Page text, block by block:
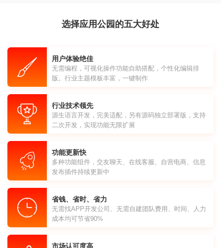
选择应用公园的五大好处
用户体验绝佳
无需编程，可视化操作功能自助搭配，个性化编辑排
版。行业主题模板丰富，一键制作
行业技术领先
源生语言开发，完美适配，另有源码独立部署版，支持
二次开发，实现功能无限扩展
功能更新快
多种功能组件，交友聊天、在线客服、自营电商、信息
发布插件持续更新中
省钱、省时、省力
无需找APP开发公司、无需自建团队费用、时间、人力
成本均可节省90%
市场认可度高